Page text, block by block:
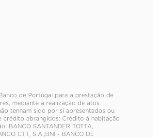
de Portugal para a prestação de
mediante a realização de atos
tenham sido por si apresentados ou
crédito abrangidos: Crédito à habitação
SANTANDER TOTTA,
CTT, S.A.;BNI - BANCO DE